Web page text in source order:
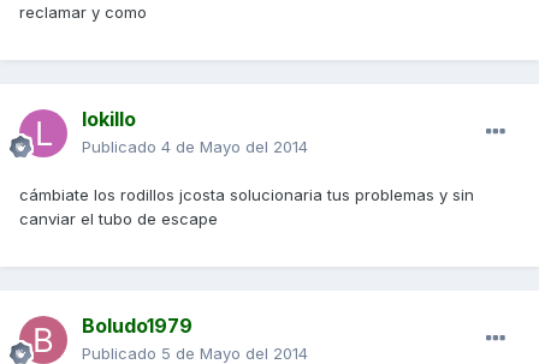
reclamar y como
lokillo
Publicado 4 de Mayo del 2014
cámbiate los rodillos jcosta solucionaria tus problemas y sin
canviar el tubo de escape
Boludo1979
Publicado 5 de Mayo del 2014